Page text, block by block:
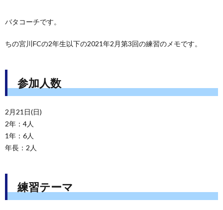
バタコーチです。
ちの宮川FCの2年生以下の2021年2月第3回の練習のメモです。
参加人数
2月21日(日)
2年：4人
1年：6人
年長：2人
練習テーマ